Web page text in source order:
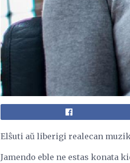
Elŝuti aŭ liberigi realecan
Jamendo eble ne estas konata